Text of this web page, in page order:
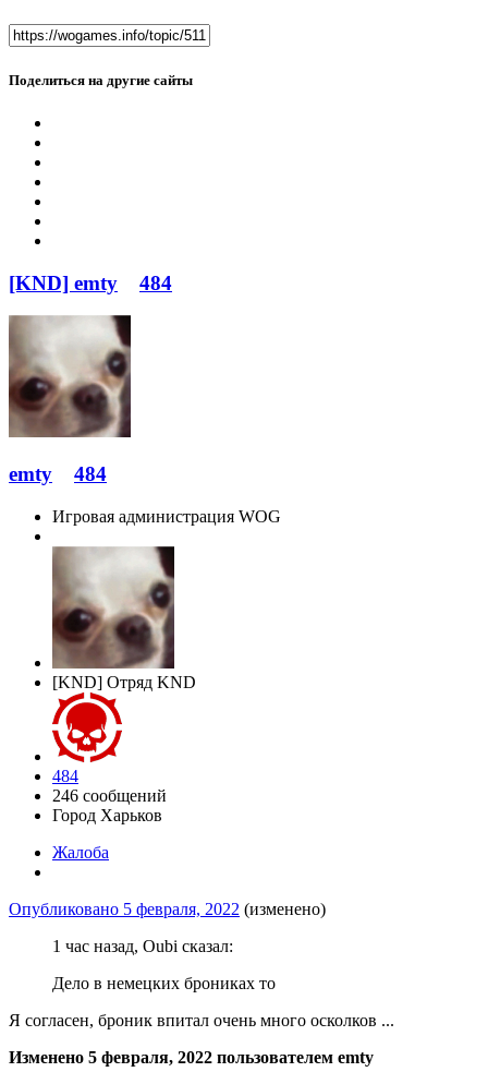
Поделиться на другие сайты
[KND] emty 484
emty 484
Игровая администрация WOG
[KND] Отряд KND
484
246 сообщений
Город Харьков
Жалоба
Опубликовано 5 февраля, 2022 (изменено)
1 час назад, Oubi сказал:
Дело в немецких брониках то
Я согласен, броник впитал очень много осколков ...
Изменено 5 февраля, 2022 пользователем emty